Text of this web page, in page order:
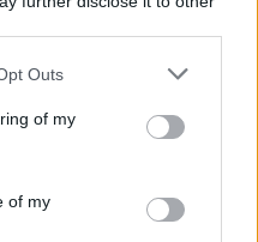
Outs
of my
of my